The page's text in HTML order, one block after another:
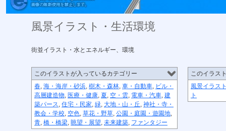
風景イラスト・生活環境
街並イラスト・水とエネルギー、環境
このイラストが入っているカテゴリー
春, 海・海岸・砂浜, 樹木・森林, 車・自動車, ビル・
高層建造物, 医療・健康, 夏, 空・雲, 電車・汽車, 建
築パース, 住宅・民家, 緑, 大地・山・丘, 神社・寺・
教会・学校, 空色, 草花・野草, 公園・庭園・遊園地,
青, 橋・橋梁, 眺望・展望, 未来建築, ファンタジー
このイラス
風景イラス
ト